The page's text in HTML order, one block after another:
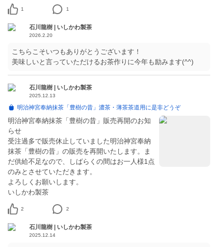
1 1
石川龍樹 | いしかわ製茶
2026.2.20
こちらこそいつもありがとうございます！
美味しいと言っていただけるお茶作りに今年も励みます(^^)
石川龍樹 | いしかわ製茶
2025.12.13
明治神宮奉納抹茶「豊樹の昔」濃茶・薄茶茶道用に是非どうぞ
明治神宮奉納抹茶「豊樹の昔」販売再開のお知
らせ
受注過多で販売休止していました明治神宮奉納
抹茶「豊樹の昔」の販売を再開いたします。ま
だ供給不足なので、しばらくの間はお一人様1点
のみとさせていただきます。
よろしくお願いします。
いしかわ製茶
2 2
石川龍樹 | いしかわ製茶
2025.12.14